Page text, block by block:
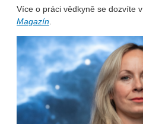
Více o práci vědkyně se dozvíte v
Magazín